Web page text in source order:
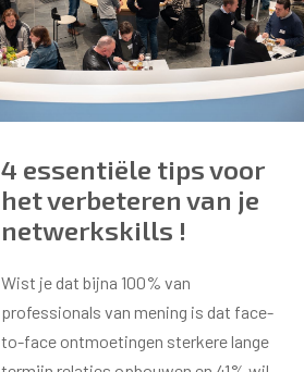
4 essentiële tips voor
het verbeteren van je
netwerkskills !
Wist je dat bijna 100% van
professionals van mening is dat face-
to-face ontmoetingen sterkere lange